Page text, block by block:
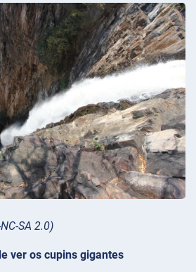
SA 2.0)
ver os cupins gigantes